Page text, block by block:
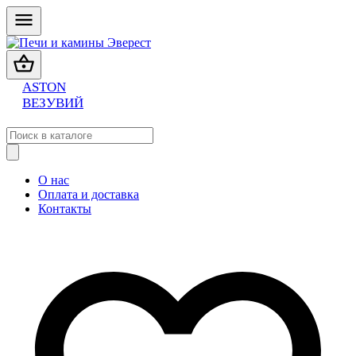
ASTON
ВЕЗУВИЙ
О нас
Оплата и доставка
Контакты